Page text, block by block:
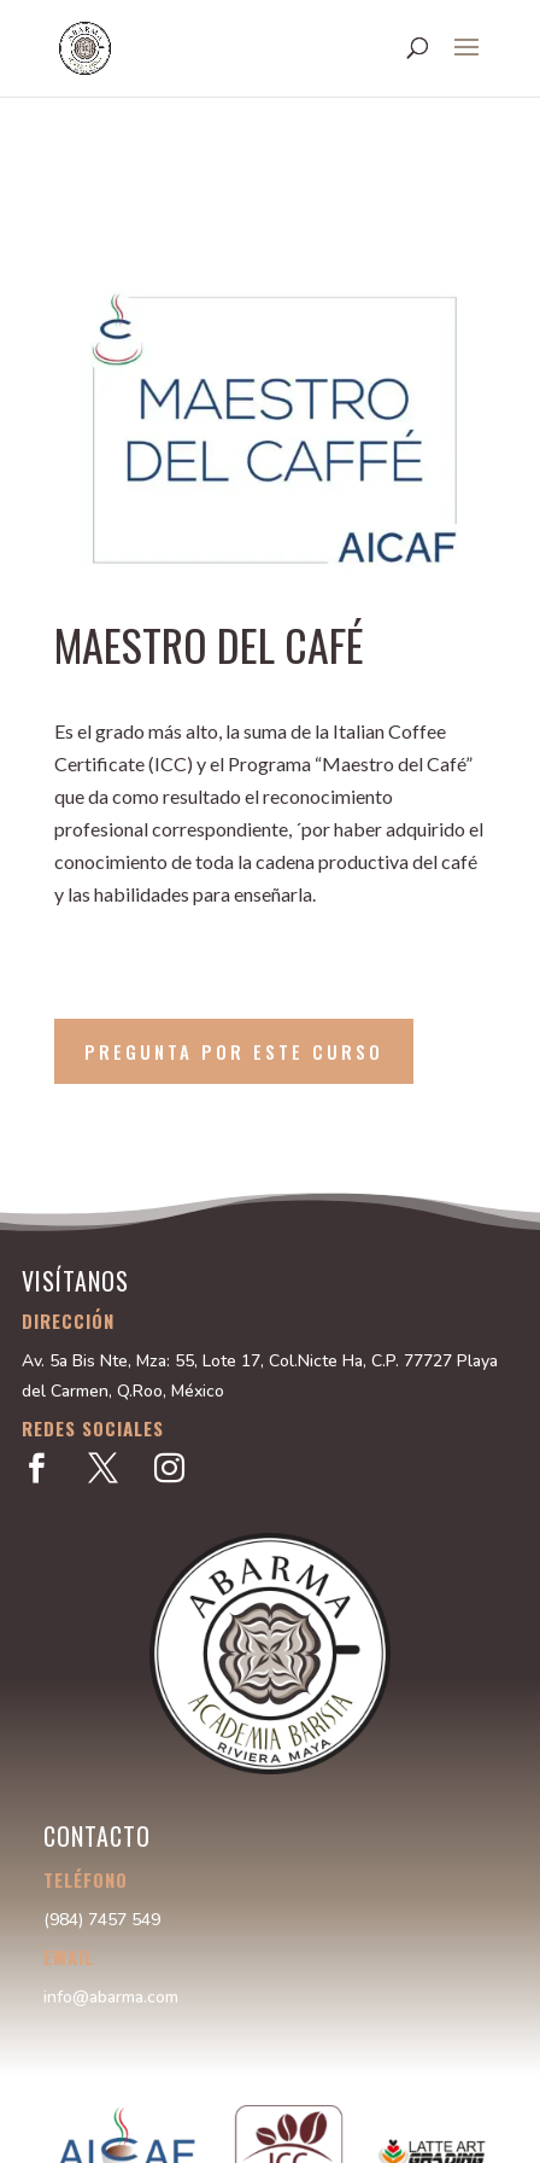
MAESTRO DEL CAFÉ
Es el grado más alto, la suma de la Italian Coffee
Certificate (ICC) y el Programa “Maestro del Café”
que da como resultado el reconocimiento
profesional correspondiente, ´por haber adquirido el
conocimiento de toda la cadena productiva del café
y las habilidades para enseñarla.
PREGUNTA POR ESTE CURSO
VISÍTANOS
DIRECCIÓN
Av. 5a Bis Nte, Mza: 55, Lote 17, Col.Nicte Ha, C.P. 77727 Playa
del Carmen, Q.Roo, México
REDES SOCIALES
  
CONTACTO
TELÉFONO
(984) 7457 549
EMAIL
info@abarma.com